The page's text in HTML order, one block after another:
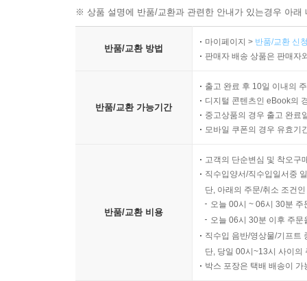
※ 상품 설명에 반품/교환과 관련한 안내가 있는경우 아
반품/교환 방법
마이페이지 > 반품/교환 신
판매자 배송 상품은 판매자
반품/교환 가능기간
출고 완료 후 10일 이내의
디지털 콘텐츠인 eBook의
중고상품의 경우 출고 완료
모바일 쿠폰의 경우 유효기
반품/교환 비용
고객의 단순변심 및 착오구
직수입양서/직수입일서중
단, 아래의 주문/취소 조건
오늘 00시 ~ 06시 30분
오늘 06시 30분 이후 주
직수입 음반/영상물/기프트
단, 당일 00시~13시 사이의
박스 포장은 택배 배송이